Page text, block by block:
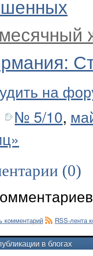
на
№ 5/10,
(0)
комментарий RSS-лента
в блогах